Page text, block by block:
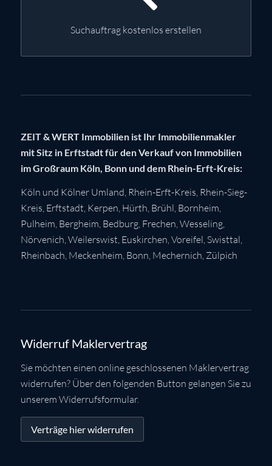
Suchauftrag kostenlos erstellen
ZEIT & WERT Immobilien ist Ihr Immobilienmakler
mit Sitz in Erftstadt für den Verkauf von Immobilien
im Großraum Köln, Bonn und dem Rhein-Erft-Kreis:
Köln und Kölner Umland, Rhein-Erft-Kreis, Rhein-Sieg-
Kreis, Erftstadt, Kerpen, Hürth, Brühl, Bornheim,
Pulheim, Bergheim, Bedburg, Frechen,Wesseling,
Nörvenich,Weilerswist, Euskirchen, Voreifel, Swisttal,
Rheinbach, Meckenheim, Bonn, Mechernich, Zülpich
Widerruf Maklervertrag
Sie möchten einen online geschlossenen Maklervertrag
widerrufen? Über den folgenden Button gelangen Sie zu
unserem Widerrufsformular.
Verträge hier widerrufen